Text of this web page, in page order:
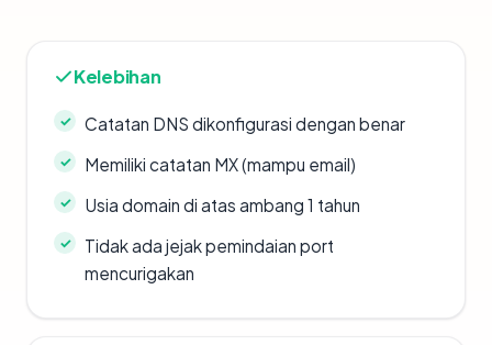
Kelebihan
Catatan DNS dikonfigurasi dengan benar
Memiliki catatan MX (mampu email)
Usia domain di atas ambang 1 tahun
Tidak ada jejak pemindaian port
mencurigakan